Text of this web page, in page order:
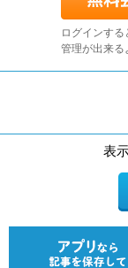
ログインす
管理が出来る
表